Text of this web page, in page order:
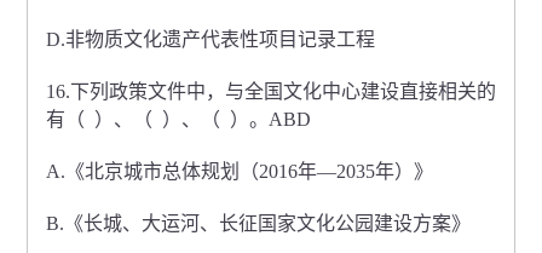
D.非物质文化遗产代表性项目记录工程
16.下列政策文件中，与全国文化中心建设直接相关的
有（ ）、（ ）、（ ）。ABD
A.《北京城市总体规划（2016年—2035年）》
B.《长城、大运河、长征国家文化公园建设方案》